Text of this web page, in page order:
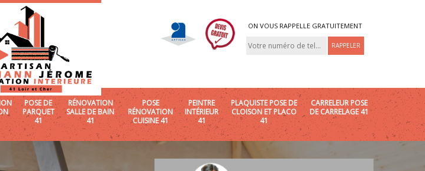
ON VOUS RAPPELLE GRATUITEMENT
POSE DE
PARQUET
41
RÉNOVATION
SALLE DE BAIN
41
POSE
RÉNOVATION
CUISINE 41
PEINTRE
INTÉRIEUR
41
PLAQUISTE POSE DE
CLOISON ET PLACO
41
CARRELEUR POSE
DE CARRELAGE 41